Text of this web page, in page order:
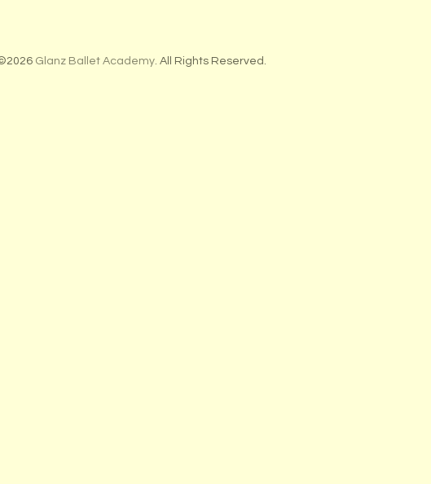
Glanz Ballet Academy. All Rights Reserved.